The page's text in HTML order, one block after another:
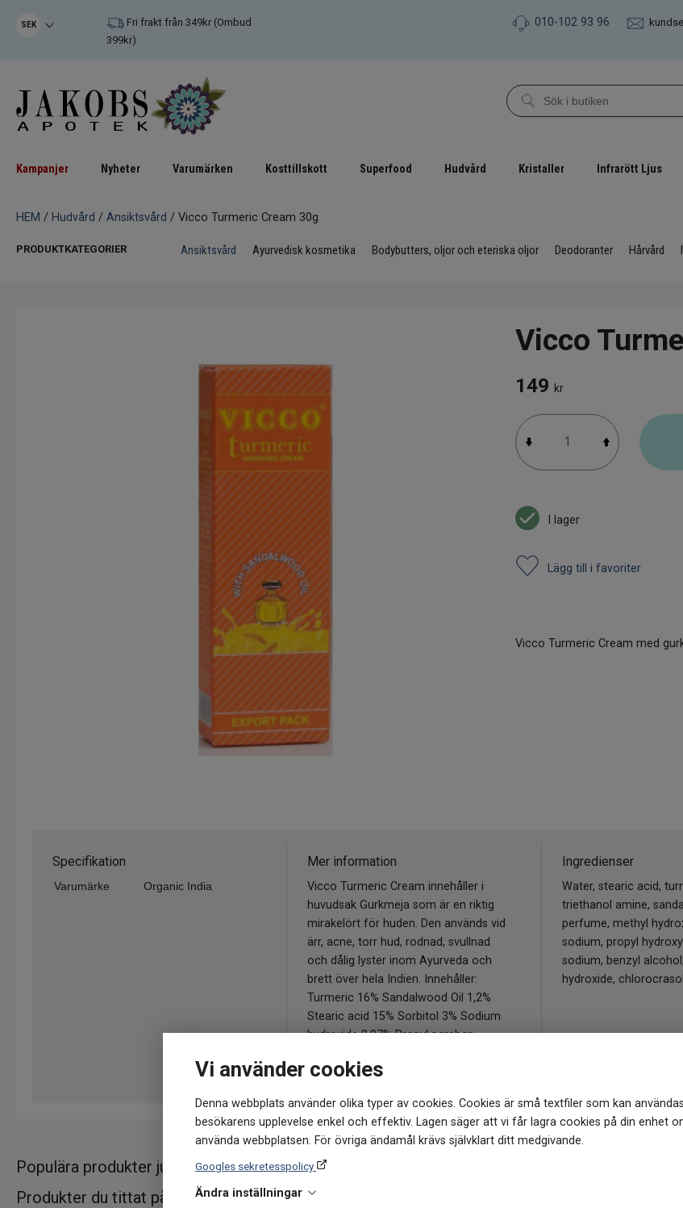
Vi använder cookies
Denna webbplats använder olika typer av cookies. Cookies är små textfiler som kan
besökarens upplevelse enkel och effektiv. Lagen säger att vi får lagra cookies på din enhet
använda webbplatsen. För övriga ändamål krävs självklart ditt medgivande.
Googles sekretesspolicy
Ändra inställningar
SEK
Fri frakt från 349kr (Ombud
399kr)
010-102 93 96
Kampanjer Nyheter Varumärken Kosttillskott Superfood Hudvård Kristaller Infrarött Ljus
HEM / Hudvård / Ansiktsvård / Vicco Turmeric Cream 30g
PRODUKTKATEGORIER Ansiktsvård Ayurvedisk kosmetika Bodybutters, oljor och eteriska oljor Deodoranter Hårvård
Vicco
149kr
I lager
Lägg till i favoriter
Vicco Turmeric Cream med
Specifikation
Varumärke Organic India
Mer information
Vicco Turmeric Cream innehåller i
huvudsak Gurkmeja som är en riktig
mirakelört för huden. Den används vid
ärr, acne, torr hud, rodnad, svullnad
och dålig lyster inom Ayurveda och
brett över hela Indien. Innehåller:
Turmeric 16% Sandalwood Oil 1,2%
Stearic acid 15% Sorbitol 3% Sodium
hydroxide 0.07% Propyl paraben
Ingredienser
Water, stearic acid,
triethanol amine,
perfume, methyl
sodium, propyl
sodium, benzyl
hydroxide, chlorocrasol
Populära produkter just nu
Produkter du tittat på